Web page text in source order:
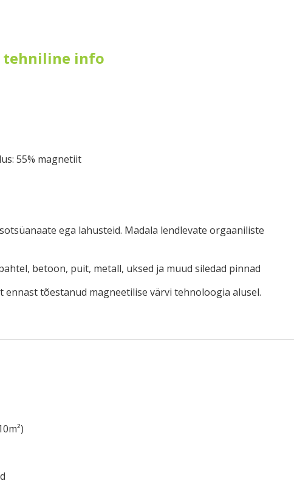
tehniline info
55% magnetiit
ega lahusteid. Madala lendlevate orgaaniliste
betoon, puit, metall, uksed ja muud siledad pinnad
tõestanud magneetilise värvi tehnoloogia alusel.